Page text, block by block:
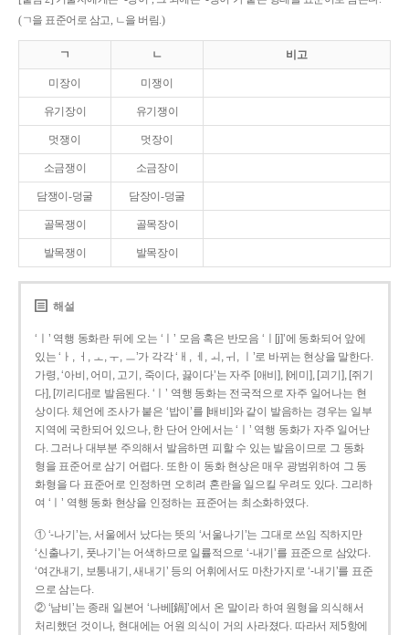
(ㄱ을 표준어로 삼고, ㄴ을 버림.)
ㄱ ㄴ 비고
미장이 미쟁이
유기장이 유기쟁이
멋쟁이 멋장이
소금쟁이 소금장이
담쟁이-덩굴 담장이-덩굴
골목쟁이 골목장이
발목쟁이 발목장이
해설
‘ㅣ’ 역행 동화란 뒤에 오는 ‘ㅣ’ 모음 혹은 반모음 ‘ㅣ[j]’에 동화되어 앞에
있는 ‘ㅏ, ㅓ, ㅗ, ㅜ, ㅡ’가 각각 ‘ㅐ, ㅔ, ㅚ, ㅟ, ㅣ’로 바뀌는 현상을 말한다.
가령, ‘아비, 어미, 고기, 죽이다, 끓이다’는 자주 [애비], [에미], [괴기], [쥐기
다], [끼리다]로 발음된다. ‘ㅣ’ 역행 동화는 전국적으로 자주 일어나는 현
상이다. 체언에 조사가 붙은 ‘밥이’를 [배비]와 같이 발음하는 경우는 일부
지역에 국한되어 있으나, 한 단어 안에서는 ‘ㅣ’ 역행 동화가 자주 일어난
다. 그러나 대부분 주의해서 발음하면 피할 수 있는 발음이므로 그 동화
형을 표준어로 삼기 어렵다. 또한 이 동화 현상은 매우 광범위하여 그 동
화형을 다 표준어로 인정하면 오히려 혼란을 일으킬 우려도 있다. 그리하
여 ‘ㅣ’ 역행 동화 현상을 인정하는 표준어는 최소화하였다.
① ‘-나기’는, 서울에서 났다는 뜻의 ‘서울나기’는 그대로 쓰임 직하지만
‘신출나기, 풋나기’는 어색하므로 일률적으로 ‘-내기’를 표준으로 삼았다.
‘여간내기, 보통내기, 새내기’ 등의 어휘에서도 마찬가지로 ‘-내기’를 표준
으로 삼는다.
② ‘남비’는 종래 일본어 ‘나베[鍋]’에서 온 말이라 하여 원형을 의식해서
처리했던 것이나, 현대에는 어원 의식이 거의 사라졌다. 따라서 제5항에